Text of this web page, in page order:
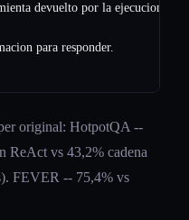
devuelto por la ejecucion]
para responder.
original: HotpotQA --
ReAct vs 43,2% cadena
FEVER -- 75,4% vs